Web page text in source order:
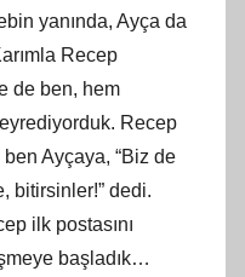
yanında, Ayça da
Recep
de ben, hem
Recep
ben Ayçaya, “Biz de
bitirsinler!” dedi.
ilk postasını
başladık…